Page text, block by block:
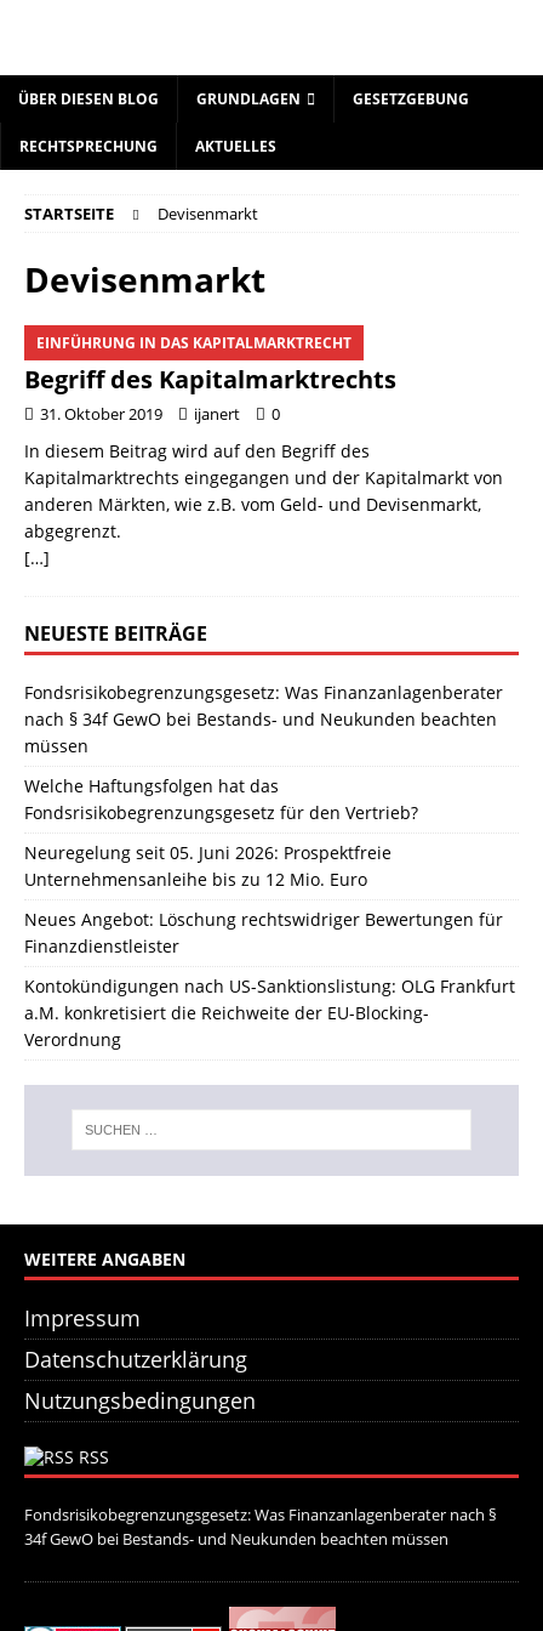
ÜBER DIESEN BLOG GRUNDLAGEN GESETZGEBUNG
RECHTSPRECHUNG AKTUELLES
STARTSEITE Devisenmarkt
Devisenmarkt
EINFÜHRUNG IN DAS KAPITALMARKTRECHT
Begriff des Kapitalmarktrechts
31. Oktober 2019 ijanert 0
In diesem Beitrag wird auf den Begriff des
Kapitalmarktrechts eingegangen und der Kapitalmarkt von
anderen Märkten, wie z.B. vom Geld- und Devisenmarkt,
abgegrenzt.
[…]
NEUESTE BEITRÄGE
Fondsrisikobegrenzungsgesetz: Was Finanzanlagenberater
nach § 34f GewO bei Bestands- und Neukunden beachten
müssen
Welche Haftungsfolgen hat das
Fondsrisikobegrenzungsgesetz für den Vertrieb?
Neuregelung seit 05. Juni 2026: Prospektfreie
Unternehmensanleihe bis zu 12 Mio. Euro
Neues Angebot: Löschung rechtswidriger Bewertungen für
Finanzdienstleister
Kontokündigungen nach US-Sanktionslistung: OLG Frankfurt
a.M. konkretisiert die Reichweite der EU-Blocking-
Verordnung
WEITERE ANGABEN
Impressum
Datenschutzerklärung
Nutzungsbedingungen
RSS
Fondsrisikobegrenzungsgesetz: Was Finanzanlagenberater nach §
34f GewO bei Bestands- und Neukunden beachten müssen